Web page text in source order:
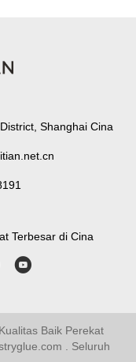
Shanghai Cina
Terbesar di Cina
Baik Perekat
. Seluruh